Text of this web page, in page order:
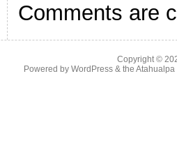
Comments are
Copyright ©
Powered by WordPress& the Atahualpa